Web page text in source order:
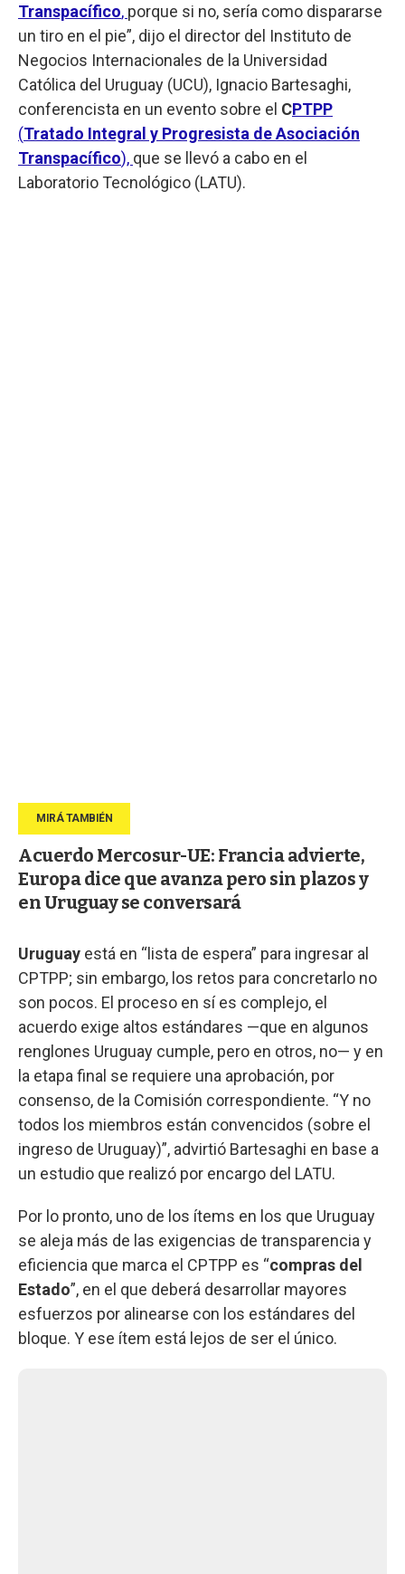
Transpacífico, porque si no, sería como dispararse
un tiro en el pie”, dijo el director del Instituto de
Negocios Internacionales de la Universidad
Católica del Uruguay (UCU), Ignacio Bartesaghi,
conferencista en un evento sobre el CPTPP
(Tratado Integral y Progresista de Asociación
Transpacífico), que se llevó a cabo en el
Laboratorio Tecnológico (LATU).
Acuerdo Mercosur-UE: Francia advierte,
Europa dice que avanza pero sin plazos y
en Uruguay se conversará
Uruguay está en “lista de espera” para ingresar al
CPTPP; sin embargo, los retos para concretarlo no
son pocos. El proceso en sí es complejo, el
acuerdo exige altos estándares —que en algunos
renglones Uruguay cumple, pero en otros, no— y en
la etapa final se requiere una aprobación, por
consenso, de la Comisión correspondiente. “Y no
todos los miembros están convencidos (sobre el
ingreso de Uruguay)”, advirtió Bartesaghi en base a
un estudio que realizó por encargo del LATU.
Por lo pronto, uno de los ítems en los que Uruguay
se aleja más de las exigencias de transparencia y
eficiencia que marca el CPTPP es “compras del
Estado”, en el que deberá desarrollar mayores
esfuerzos por alinearse con los estándares del
bloque. Y ese ítem está lejos de ser el único.